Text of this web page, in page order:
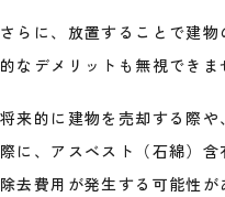
さらに、放置することで建
的なデメリットも無視できま
将来的に建物を売却する際
際に、アスベスト（石綿）
除去費用が発生する可能性が